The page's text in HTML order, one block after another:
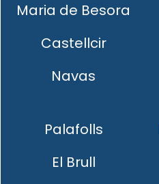
Maria de Besora
Castellcir
Navas
Palafolls
El Brull